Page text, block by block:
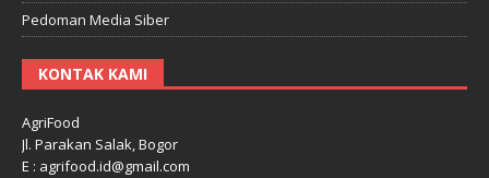
Pedoman Media Siber
KONTAK KAMI
AgriFood
Jl. Parakan Salak, Bogor
E : agrifood.id@gmail.com